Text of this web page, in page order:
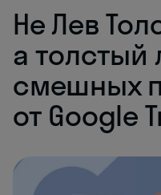
Не Лев
а толстый
смешных
от Google
Skyeng Chat
online